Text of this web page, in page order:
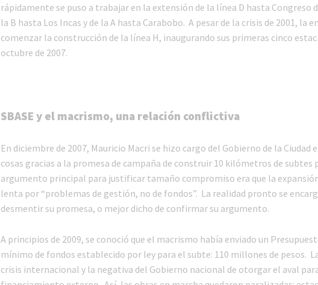
rápidamente se puso a trabajar en la extensión de la línea D hasta Congreso
la B hasta Los Incas y de la A hasta Carabobo. A pesar de la crisis de 2001, la
comenzar la construcción de la línea H, inaugurando sus primeras cinco
octubre de 2007.
SBASE y el macrismo, una relación conflictiva
En diciembre de 2007, Mauricio Macri se hizo cargo del Gobierno de la Ciudad
cosas gracias a la promesa de campaña de construir 10 kilómetros de subtes
argumento principal para justificar tamaño compromiso era que la
lenta por “problemas de gestión, no de fondos”. La realidad pronto se
desmentir su promesa, o mejor dicho de confirmar su argumento.
A principios de 2009, se conoció que el macrismo había enviado un
mínimo de fondos establecido por ley para el subte: 110 millones de pesos.
crisis internacional y la negativa del Gobierno nacional de otorgar el aval